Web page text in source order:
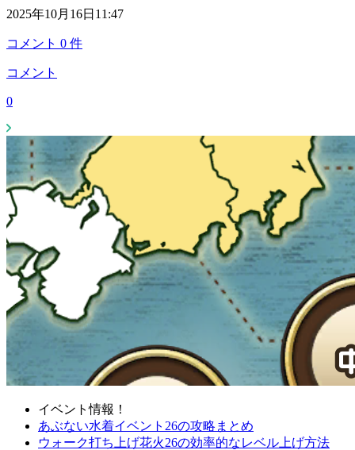
2025年10月16日11:47
コメント 0 件
コメント
0
イベント情報！
あぶない水着イベント26の攻略まとめ
ウォーク打ち上げ花火26の効率的なレベル上げ方法